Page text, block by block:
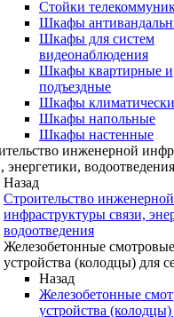
Стойки
Шкафы
Шкафы для систем
видеонаблюдения
Шкафы квартирные и
подъездные
Шкафы
Шкафы напольные
Шкафы настенные
инженерной
энергетики, водоотведения
Назад
Строительство инженерной
инфраструктуры связи,
водоотведения
Железобетонные смотровые
устройства (колодцы) для
Назад
Железобетонные
устройства (колодцы)